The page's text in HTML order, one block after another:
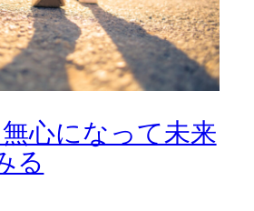
心になって未来
る